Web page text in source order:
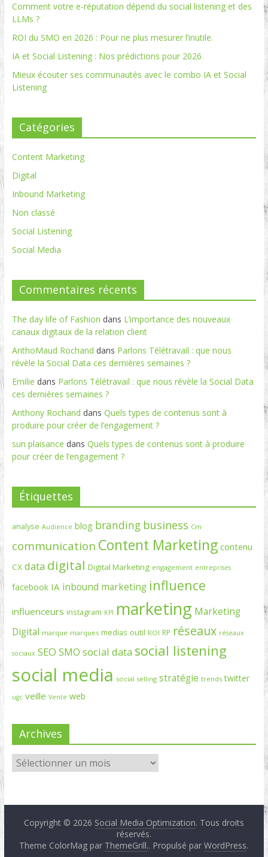
Comment votre e-réputation dépend du social listening et des
LLMs ?
ROI du SMO en 2026 : Pour ne plus mesurer l’inutile.
IA et Social Listening : Nos prédictions pour 2026
Mieux écouter ses communautés avec le combo IA et Social
Listening
Catégories
Content Marketing
Digital
Inbound Marketing
Non classé
Social Listening
Social Media
Commentaires récents
The day life of Fashion dans L’importance des nouveaux
canaux digitaux de la relation client
AnthoMaud Rochand dans Parlons Télétravail : que nous
révèle la Social Data ces dernières semaines ?
Emilie dans Parlons Télétravail : que nous révèle la Social Data
ces dernières semaines ?
Anthony Rochand dans Quels types de contenus sont à
produire pour créer de l’engagement ?
sun plaisance dans Quels types de contenus sont à produire
pour créer de l’engagement ?
Étiquettes
analyse Audience blog branding business Cm
communication Content Marketing contenu
CX data digital Digital Marketing engagement entreprises
facebook IA inbound marketing influence
influenceurs instagram KPI marketing Marketing
Digital marque marques medias outil ROI RP réseaux réseaux
sociaux SEO SMO social data social listening
social media social selling stratégie trends twitter
ugc veille Vente web
Archives
Copyright © 2026 Social Media Optimization. Tous droits
réservés.
Theme ColorMag par ThemeGrill.. Propulsé parWordPress.